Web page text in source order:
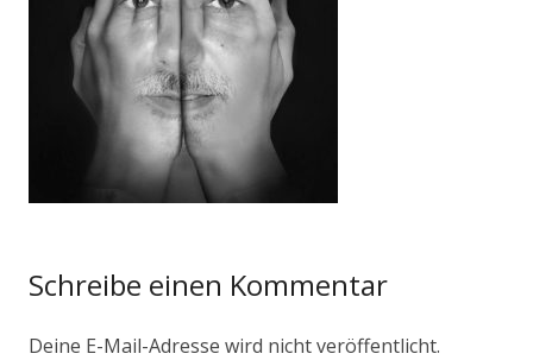
Schreibe einen Kommentar
Deine E-Mail-Adresse wird nicht veröffentlicht.